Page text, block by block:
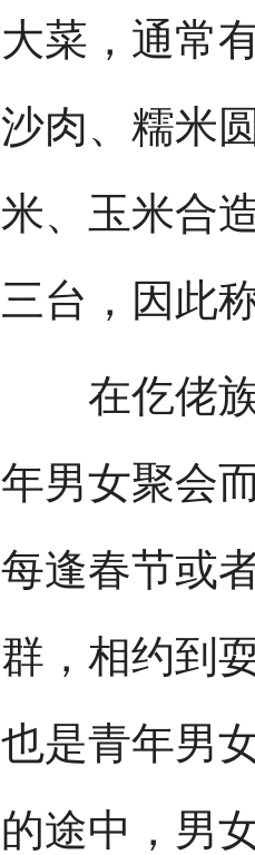
大菜，通常
沙肉、糯米
米、玉米合
三台，因此
在仡佬族
年男女聚会
每逢春节或
群，相约到
也是青年男
的途中，男